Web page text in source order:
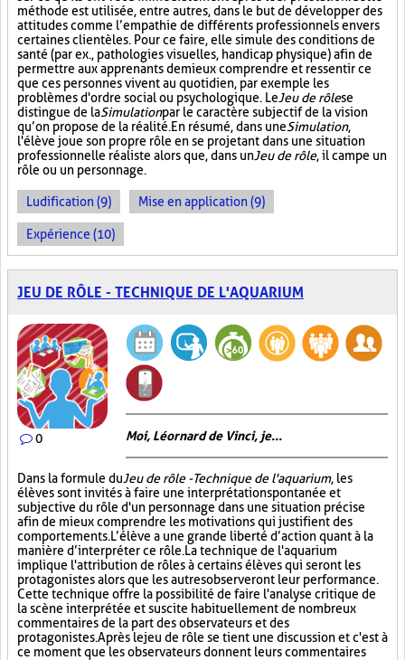
méthode est utilisée, entre autres, dans le but de développer des
attitudes comme l’empathie de différents professionnels envers
certaines clientèles. Pour ce faire, elle simule des conditions de
santé (par ex., pathologies visuelles, handicap physique) afin de
permettre aux apprenants de mieux comprendre et ressentir ce
que ces personnes vivent au quotidien, par exemple les
problèmes d'ordre social ou psychologique. LeJeu de rôlese
distingue de laSimulationpar le caractère subjectif de la vision
qu’on propose de la réalité. En résumé, dans uneSimulation,
l'élève joue son propre rôle en se projetant dans une situation
professionnelle réaliste alors que, dans unJeu de rôle, il campe un
rôle ou un personnage.
Ludification (9) Mise en application (9)
Expérience (10)
JEU DE RÔLE - TECHNIQUE DE L'AQUARIUM
0 Moi, Léornard de Vinci, je...
Dans la formule duJeu de rôle - Technique de l'aquarium, les
élèves sont invités à faire une interprétation spontanée et
subjective du rôle d'un personnage dans une situation précise
afin de mieux comprendre les motivations qui justifient des
comportements. L’élève a une grande liberté d’action quant à la
manière d’interpréter ce rôle. La technique de l'aquarium
implique l'attribution de rôles à certains élèves qui seront les
protagonistes alors que les autres observeront leur performance.
Cette technique offre la possibilité de faire l'analyse critique de
la scène interprétée et suscite habituellement de nombreux
commentaires de la part des observateurs et des
protagonistes. Après le jeu de rôle se tient une discussion et c'est à
ce moment que les observateurs donnent leurs commentaires